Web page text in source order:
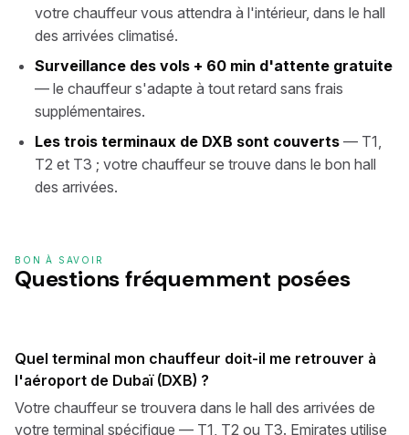
votre chauffeur vous attendra à l'intérieur, dans le hall
des arrivées climatisé.
Surveillance des vols + 60 min d'attente gratuite
— le chauffeur s'adapte à tout retard sans frais
supplémentaires.
Les trois terminaux de DXB sont couverts — T1,
T2 et T3 ; votre chauffeur se trouve dans le bon hall
des arrivées.
BON À SAVOIR
Questions fréquemment posées
Quel terminal mon chauffeur doit-il me retrouver à
l'aéroport de Dubaï (DXB) ?
Votre chauffeur se trouvera dans le hall des arrivées de
votre terminal spécifique — T1, T2 ou T3. Emirates utilise